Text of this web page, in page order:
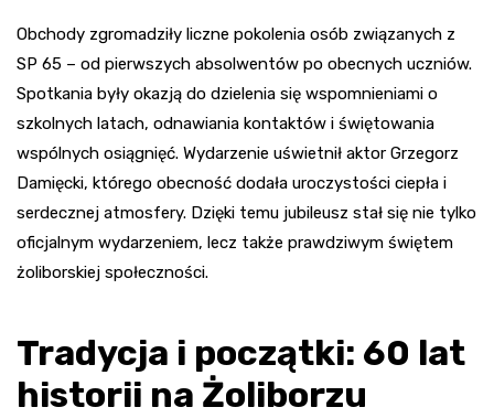
Obchody zgromadziły liczne pokolenia osób związanych z
SP 65 – od pierwszych absolwentów po obecnych uczniów.
Spotkania były okazją do dzielenia się wspomnieniami o
szkolnych latach, odnawiania kontaktów i świętowania
wspólnych osiągnięć. Wydarzenie uświetnił aktor Grzegorz
Damięcki, którego obecność dodała uroczystości ciepła i
serdecznej atmosfery. Dzięki temu jubileusz stał się nie tylko
oficjalnym wydarzeniem, lecz także prawdziwym świętem
żoliborskiej społeczności.
Tradycja i początki: 60 lat
historii na Żoliborzu